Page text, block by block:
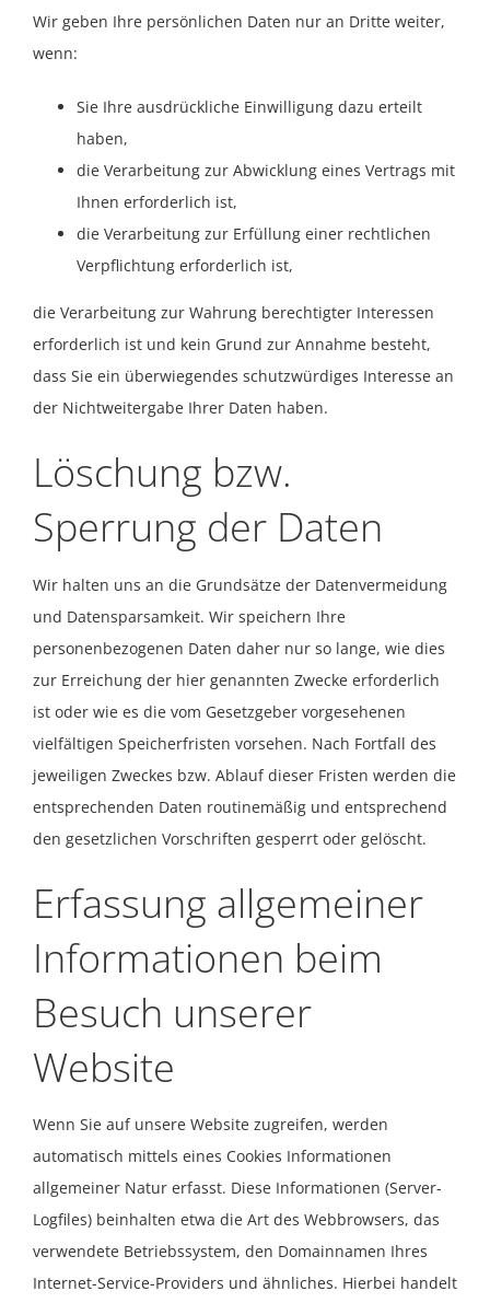
Wir geben Ihre persönlichen Daten nur an Dritte weiter,
wenn:
Sie Ihre ausdrückliche Einwilligung dazu erteilt
haben,
die Verarbeitung zur Abwicklung eines Vertrags mit
Ihnen erforderlich ist,
die Verarbeitung zur Erfüllung einer rechtlichen
Verpflichtung erforderlich ist,
die Verarbeitung zur Wahrung berechtigter Interessen
erforderlich ist und kein Grund zur Annahme besteht,
dass Sie ein überwiegendes schutzwürdiges Interesse an
der Nichtweitergabe Ihrer Daten haben.
Löschung bzw.
Sperrung der Daten
Wir halten uns an die Grundsätze der Datenvermeidung
und Datensparsamkeit. Wir speichern Ihre
personenbezogenen Daten daher nur so lange, wie dies
zur Erreichung der hier genannten Zwecke erforderlich
ist oder wie es die vom Gesetzgeber vorgesehenen
vielfältigen Speicherfristen vorsehen. Nach Fortfall des
jeweiligen Zweckes bzw. Ablauf dieser Fristen werden die
entsprechenden Daten routinemäßig und entsprechend
den gesetzlichen Vorschriften gesperrt oder gelöscht.
Erfassung allgemeiner
Informationen beim
Besuch unserer
Website
Wenn Sie auf unsere Website zugreifen, werden
automatisch mittels eines Cookies Informationen
allgemeiner Natur erfasst. Diese Informationen (Server-
Logfiles) beinhalten etwa die Art des Webbrowsers, das
verwendete Betriebssystem, den Domainnamen Ihres
Internet-Service-Providers und ähnliches. Hierbei handelt